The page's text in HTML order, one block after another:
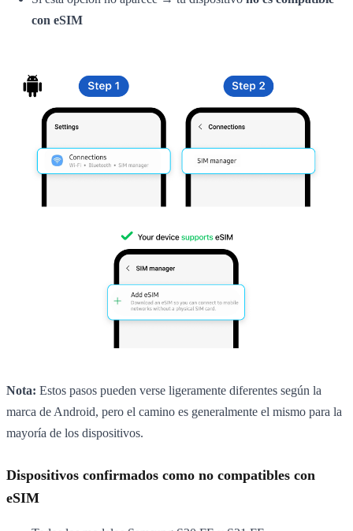
con eSIM
Nota: Estos pasos pueden verse ligeramente diferentes según la
marca de Android, pero el camino es generalmente el mismo para la
mayoría de los dispositivos.
Dispositivos confirmados como no compatibles con
eSIM